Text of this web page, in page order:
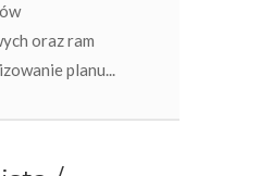
oraz ram
planu...